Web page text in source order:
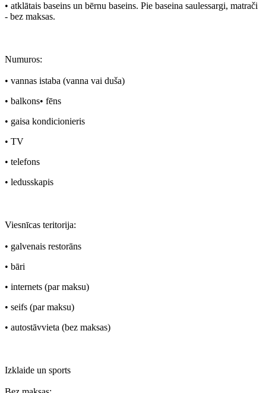
• atklātais baseins un bērnu baseins. Pie baseina saulessargi, matrači
- bez maksas.
Numuros:
• vannas istaba (vanna vai duša)
• balkons• fēns
• gaisa kondicionieris
• TV
• telefons
• ledusskapis
Viesnīcas teritorija:
• galvenais restorāns
• bāri
• internets (par maksu)
• seifs (par maksu)
• autostāvvieta (bez maksas)
Izklaide un sports